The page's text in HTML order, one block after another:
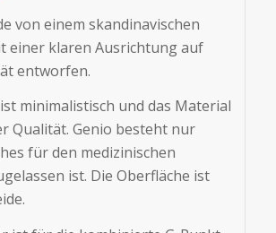
von einem skandinavischen
einer klaren Ausrichtung auf
entworfen.
minimalistisch und das Material
Qualität. Genio besteht nur
für den medizinischen
ist. Die Oberfläche ist